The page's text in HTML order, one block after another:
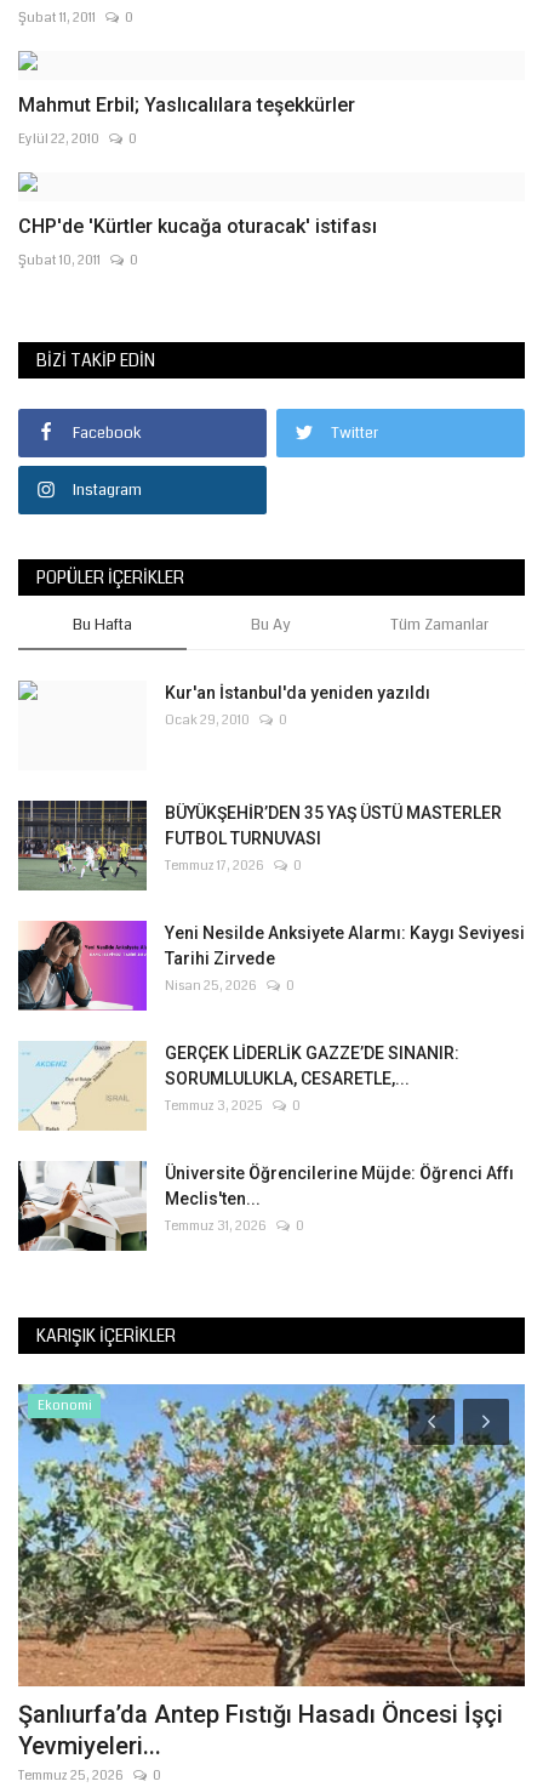
Şubat 11, 2011 0
Mahmut Erbil; Yaslıcalılara teşekkürler
Eylül 22, 2010 0
CHP'de 'Kürtler kucağa oturacak' istifası
Şubat 10, 2011 0
BIZI TAKIP EDIN
Facebook Twitter
Instagram
POPÜLER İÇERIKLER
Bu Hafta Bu Ay Tüm Zamanlar
Kur'an İstanbul'da yeniden yazıldı
Ocak 29, 2010 0
BÜYÜKŞEHİR’DEN 35 YAŞ ÜSTÜ MASTERLER
FUTBOL TURNUVASI
Temmuz 17, 2026 0
Yeni Nesilde Anksiyete Alarmı: Kaygı Seviyesi
Tarihi Zirvede
Nisan 25, 2026 0
GERÇEK LİDERLİK GAZZE’DE SINANIR:
SORUMLULUKLA, CESARETLE,...
Temmuz 3, 2025 0
Üniversite Öğrencilerine Müjde: Öğrenci Affı
Meclis'ten...
Temmuz 31, 2026 0
KARIŞIK İÇERIKLER
Ekonomi
Şanlıurfa’da Antep Fıstığı Hasadı Öncesi İşçi
Yevmiyeleri...
Temmuz 25, 2026 0